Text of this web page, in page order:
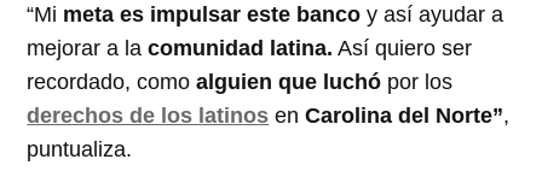
“Mi meta es impulsar este banco y así ayudar a
mejorar a lacomunidad latina. Así quiero ser
recordado, comoalguien que luchó por los
derechos de los latinos enCarolina del Norte”,
puntualiza.